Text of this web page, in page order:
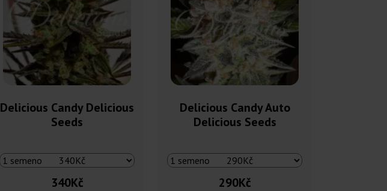
Delicious Candy Delicious
Seeds
340Kč
Delicious Candy Auto
Delicious Seeds
290Kč